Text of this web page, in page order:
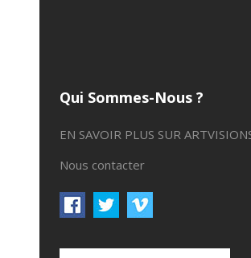
Qui Sommes-Nous ?
EN SAVOIR PLUS SUR
Nous contacter